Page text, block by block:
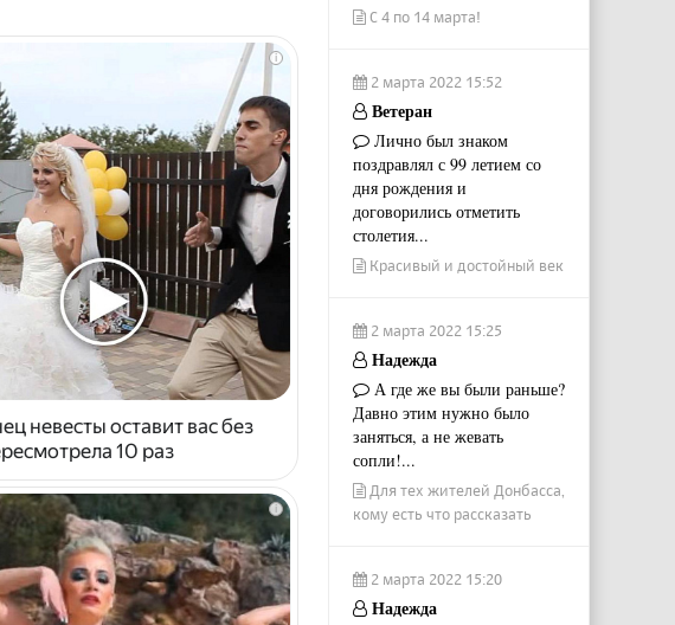
i
невесты оставит вас без
10 раз
i
С 4 по 14 марта!
2 марта 2022 15:52
Ветеран
Лично был знаком
поздравлял с 99 летием со
дня рождения и
договорились отметить
столетия...
Красивый и достойный век
2 марта 2022 15:25
Надежда
А где же вы были раньше?
Давно этим нужно было
заняться, а не жевать
сопли!...
Для тех жителей Донбасса,
кому есть что рассказать
2 марта 2022 15:20
Надежда